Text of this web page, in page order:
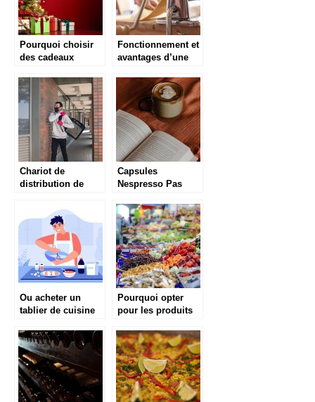
Pourquoi choisir
des cadeaux
Fonctionnement et
avantages d’une
Chariot de
distribution de
que c’est?
Capsules
Nespresso Pas
Prix 2021
Ou acheter un
tablier de cuisine
Pourquoi opter
pour les produits